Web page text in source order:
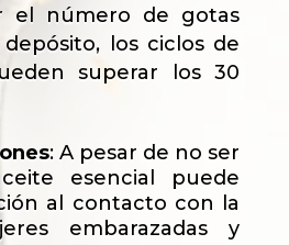
el número de gotas
los ciclos de
superar los 30
: A pesar de no ser
esencial puede
al contacto con la
embarazadas y